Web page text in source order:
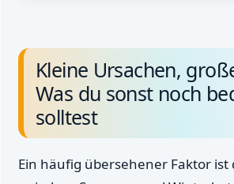
Kleine Ursachen,
Was du sonst noch
solltest
Ein häufig übersehener Faktor ist